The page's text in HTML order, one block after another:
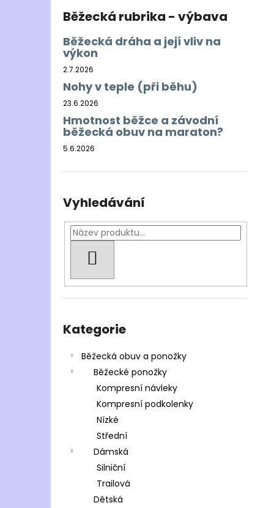
Běžecká rubrika - výbava
Běžecká dráha a její vliv na
výkon
2.7.2026
Nohy v teple (při běhu)
23.6.2026
Hmotnost běžce a závodní
běžecká obuv na maraton?
5.6.2026
Vyhledávání
kategorie
Kategorie
Běžecká obuv a ponožky
Běžecké ponožky
Kompresní návleky
Kompresní podkolenky
Nízké
Střední
Dámská
Silniční
Trailová
Dětská